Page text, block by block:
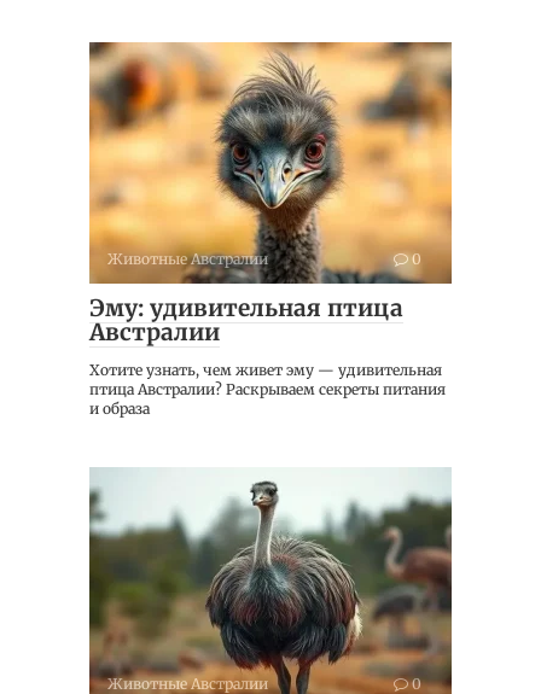
Животные Австралии 0
Эму: удивительная птица
Австралии
Хотите узнать, чем живет эму — удивительная
птица Австралии? Раскрываем секреты питания
и образа
Животные Австралии 0